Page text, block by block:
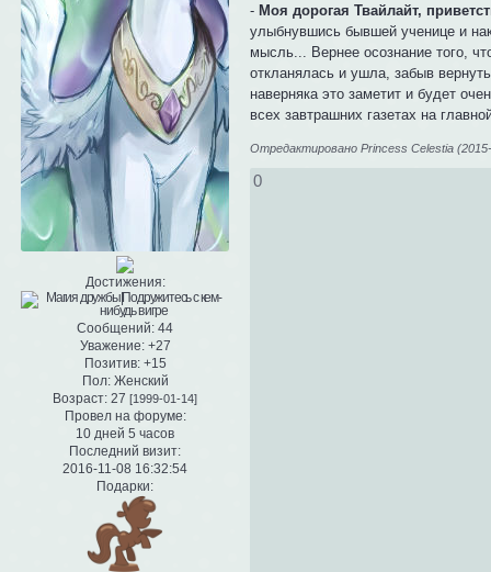
Достижения:
Сообщений: 44
Уважение: +27
Позитив: +15
Пол:Женский
Возраст: 27 [1999-01-14]
Провел на форуме:
10 дней 5 часов
Последний визит:
2016-11-08 16:32:54
Подарки:
- Моя дорогая Твайлайт,
улыбнувшись бывшей ученице и
мысль... Вернее осознание того,
откланялась и ушла, забыв
наверняка это заметит и будет
всех завтрашних газетах на
Отредактировано Princess Celestia
0